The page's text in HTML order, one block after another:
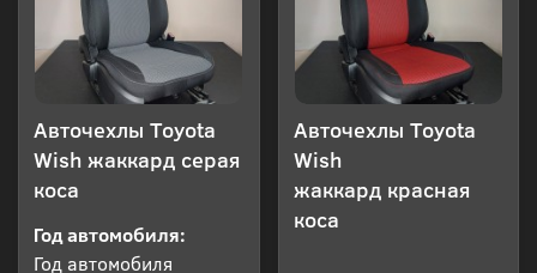
Авточехлы Toyota
Wish жаккард серая
коса
Год автомобиля:
Год автомобиля
Авточехлы Toyota
Wish
жаккард красная
коса